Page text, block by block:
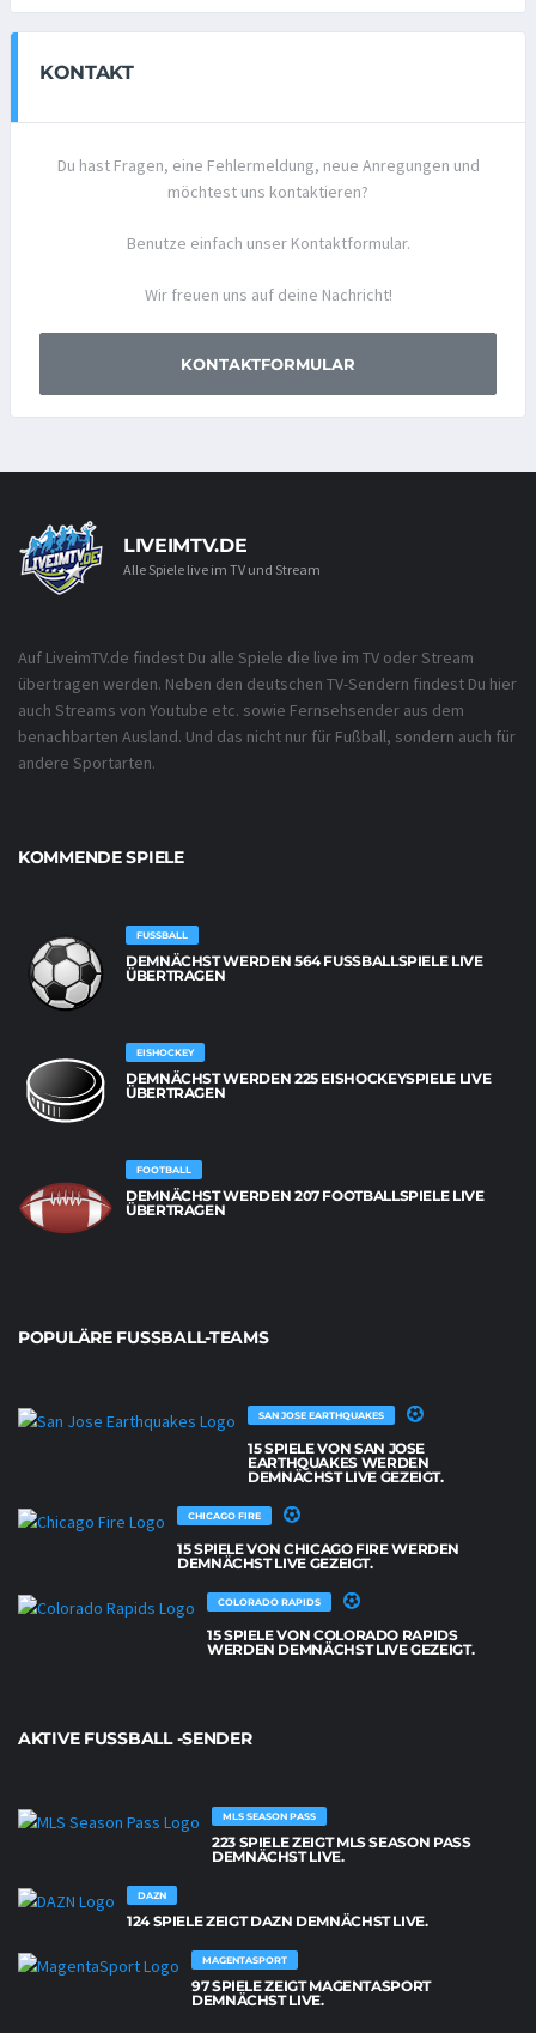
KONTAKT
Du hast Fragen, eine Fehlermeldung, neue Anregungen und
möchtest uns kontaktieren?
Benutze einfach unser Kontaktformular.
Wir freuen uns auf deine Nachricht!
KONTAKTFORMULAR
LIVEIMTV.DE
Alle Spiele live im TV und Stream
Auf LiveimTV.de findest Du alle Spiele die live im TV oder Stream
übertragen werden. Neben den deutschen TV-Sendern findest Du hier
auch Streams von Youtube etc. sowie Fernsehsender aus dem
benachbarten Ausland. Und das nicht nur für Fußball, sondern auch für
andere Sportarten.
KOMMENDE SPIELE
FUSSBALL
DEMNÄCHST WERDEN 564 FUSSBALLSPIELE LIVE Ü
BERTRAGEN
EISHOCKEY
DEMNÄCHST WERDEN 225 EISHOCKEYSPIELE LIVE
ÜBERTRAGEN
FOOTBALL
DEMNÄCHST WERDEN 207 FOOTBALLSPIELE LIVE
ÜBERTRAGEN
POPULÄRE FUSSBALL-TEAMS
SAN JOSE EARTHQUAKES
15 SPIELE VON SAN JOSE
EARTHQUAKES WERDEN
DEMNÄCHST LIVE GEZEIGT.
CHICAGO FIRE
15 SPIELE VON CHICAGO FIRE WERDEN
DEMNÄCHST LIVE GEZEIGT.
COLORADO RAPIDS
15 SPIELE VON COLORADO RAPIDS
WERDEN DEMNÄCHST LIVE GEZEIGT.
AKTIVE FUSSBALL -SENDER
MLS SEASON PASS
223 SPIELE ZEIGT MLS SEASON PASS
DEMNÄCHST LIVE.
DAZN
124 SPIELE ZEIGT DAZN DEMNÄCHST LIVE.
MAGENTASPORT
97 SPIELE ZEIGT MAGENTASPORT
DEMNÄCHST LIVE.